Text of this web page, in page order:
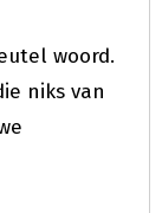
woord.
niks van